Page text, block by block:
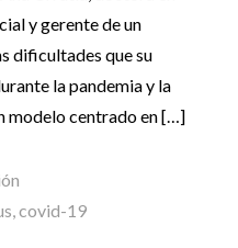
y gerente de un
dificultades que su
la pandemia y la
modelo centrado en […]
,covid-19